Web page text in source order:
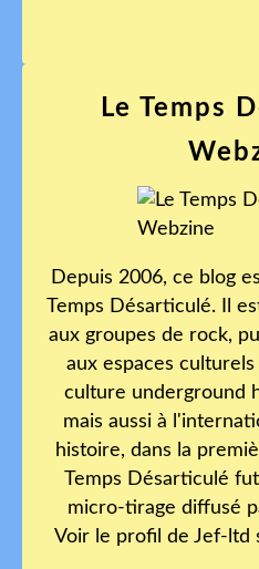
Le Temps
Depuis 2006, ce blog
Temps Désarticulé. Il
aux groupes de rock,
aux espaces
culture underground
mais aussi à
histoire, dans la
Temps Désarticulé
micro-tirage diffusé
Voir le profil de Jef-ltd